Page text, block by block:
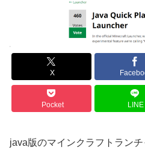
X
Pocket LINE
java版のマインクラフトラン